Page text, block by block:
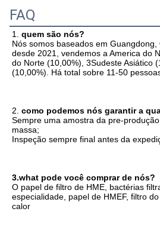
FAQ
1. quem são nós?
Nós somos baseados em
desde 2021, vendemos a America do
do Norte (10,00%), 3Sudeste Asiático
(10,00%). Há total sobre 11-50
2. como podemos nós garantir a
Sempre uma amostra da pre-
massa;
Inspeção sempre final antes da
3.what pode você comprar de nós?
O papel de filtro de HME, bactérias
especialidade, papel de HMEF, filtro
calor